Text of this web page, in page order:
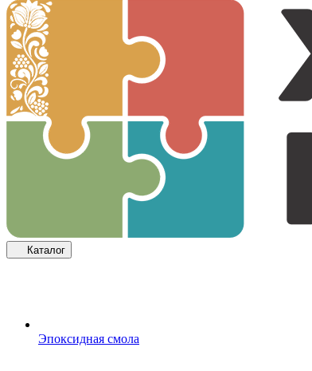
Каталог
Эпоксидная смола